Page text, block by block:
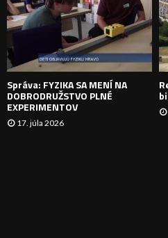
Správa: FYZIKA SA MENÍ NA
DOBRODRUŽSTVO PLNÉ
EXPERIMENTOV
17. júla 2026